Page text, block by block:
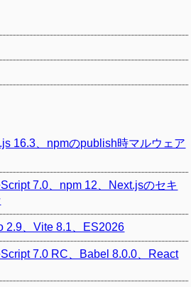
16.3、npmのpublish時マルウェア
7.0、npm 12、Next.jsのセキ
2.9、Vite 8.1、ES2026
7.0 RC、Babel 8.0.0、React